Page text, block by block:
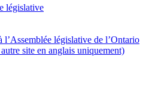
législative
l’Assemblée législative de l’Ontario
site en anglais uniquement)